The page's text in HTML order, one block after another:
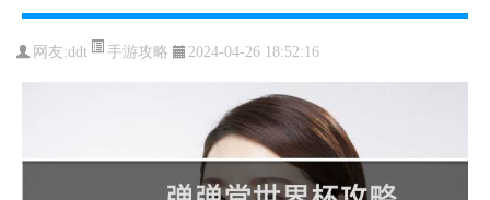
网友:ddt 手游攻略 2024-04-26 18:52:16